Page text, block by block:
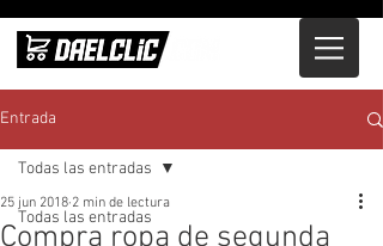
Entrada
Todas las entradas
Todas las entradas
Compra ropa de segunda
25 jun 2018 2 min de lectura